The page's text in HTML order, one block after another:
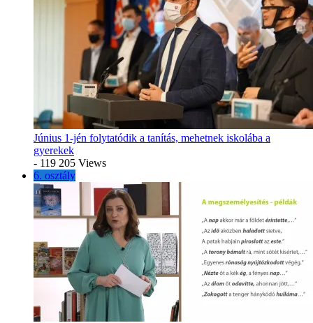
Június 1-jén folytatódik a tanítás, mehetnek iskolába a
gyerekek
- 119 205 Views
6. osztály